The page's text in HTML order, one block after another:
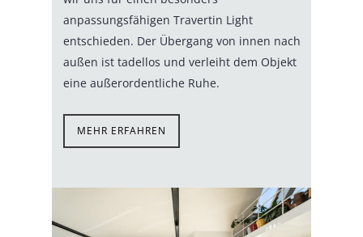
anpassungsfähigen Travertin Light
entschieden. Der Übergang von innen nach
außen ist tadellos und verleiht dem Objekt
eine außerordentliche Ruhe.
MEHR ERFAHREN